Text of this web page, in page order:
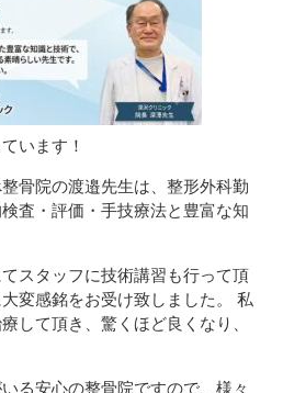
います！
骨院の渡邉先生は、整形外科勤
査・評価・手技療法と豊富な知
スタッフに技術講習も行って頂
変感銘をお受け致しました。 私
して頂き、驚くほど良くなり、
る安心の整骨院ですので、様々